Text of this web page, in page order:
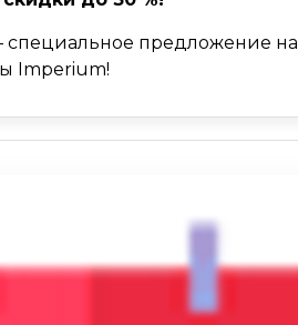
специальное предложение на
Imperium!